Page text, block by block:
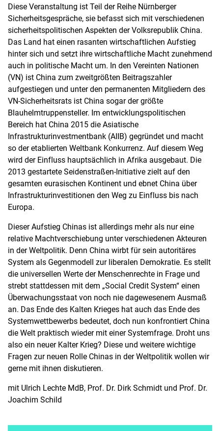
Diese Veranstaltung ist Teil der Reihe Nürnberger
Sicherheitsgespräche, sie befasst sich mit verschiedenen
sicherheitspolitischen Aspekten der Volksrepublik China.
Das Land hat einen rasanten wirtschaftlichen Aufstieg
hinter sich und setzt ihre wirtschaftliche Macht zunehmend
auch in politische Macht um. In den Vereinten Nationen
(VN) ist China zum zweitgrößten Beitragszahler
aufgestiegen und unter den permanenten Mitgliedern des
VN-Sicherheitsrats ist China sogar der größte
Blauhelmtruppensteller. Im entwicklungspolitischen
Bereich hat China 2015 die Asiatische
Infrastrukturinvestmentbank (AIIB) gegründet und macht
so der etablierten Weltbank Konkurrenz. Auf diesem Weg
wird der Einfluss hauptsächlich in Afrika ausgebaut. Die
2013 gestartete Seidenstraßen-Initiative zielt auf den
gesamten eurasischen Kontinent und ebnet China über
Infrastrukturinvestitionen den Weg zu Einfluss bis nach
Europa.
Dieser Aufstieg Chinas ist allerdings mehr als nur eine
relative Machtverschiebung unter verschiedenen Akteuren
in der Weltpolitik. Denn China wirbt für sein autoritäres
System als Gegenmodell zur liberalen Demokratie. Es stellt
die universellen Werte der Menschenrechte in Frage und
strebt stattdessen mit dem „Social Credit System“ einen
Überwachungsstaat von noch nie dagewesenem Ausmaß
an. Das Ende des Kalten Krieges hat auch das Ende des
Systemwettbewerbs bedeutet, doch nun konfrontiert China
die Welt praktisch wieder mit einer Systemfrage. Droht uns
also ein neuer Kalter Krieg? Diese und weitere wichtige
Fragen zur neuen Rolle Chinas in der Weltpolitik wollen wir
gerne mit ihnen diskutieren.
mit Ulrich Lechte MdB, Prof. Dr. Dirk Schmidt und Prof. Dr.
Joachim Schild